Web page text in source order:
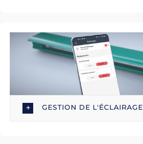
GESTION DE L'ÉCLAIRAGE